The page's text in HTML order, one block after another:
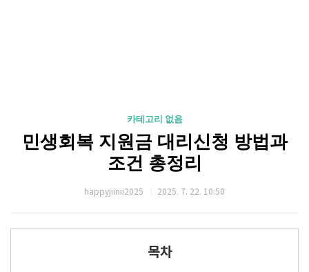
카테고리 없음
민생회복 지원금 대리신청 방법과
조건 총정리
happyjiinii2025 2025. 7. 22. 10:50
목차